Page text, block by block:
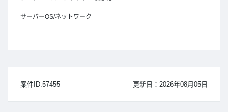
サーバーOS/ネットワーク
更新日：2026年08月05日
案件ID:57455